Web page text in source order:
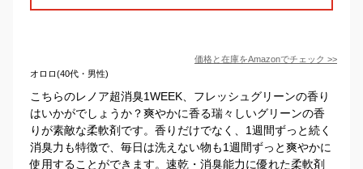
価格と在庫をAmazonでチェック >>
オロロ(40代・男性)
こちらのレノア超消臭1WEEK、フレッシュグリーンの香り
はいかがでしょうか？爽やかに香る瑞々しいグリーンの香
りが素敵な柔軟剤です。香りだけでなく、1週間ずっと続く
消臭力も特徴で、毎日は洗えない物も1週間ずっと爽やかに
使用することができます。速乾・消臭能力に優れた柔軟剤